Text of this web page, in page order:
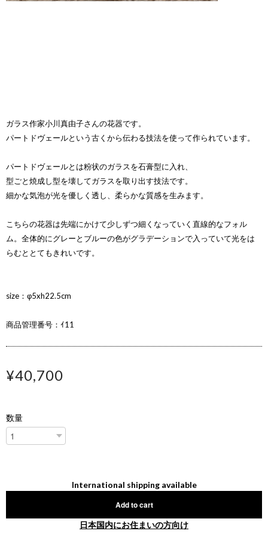
ガラス作家小川真由子さんの花器です。
パートドヴェールという古くから伝わる技法を使って作られています。
パートドヴェールとは粉状のガラスを石膏型に入れ、
型ごと焼成し型を壊してガラスを取り出す技法です。
細かな気泡が光を優しく透し、柔らかな質感を生みます。
こちらの花器は先端にかけて少しずつ細くなっていく直線的なフォル
ム。全体的にグレーとブルーの色がグラデーションで入っていて光をは
らむととてもきれいです。
size：φ5xh22.5cm
商品管理番号：ｲ11
¥40,700
数量
International shipping available
Add to cart
日本国内にお住まいの方向け